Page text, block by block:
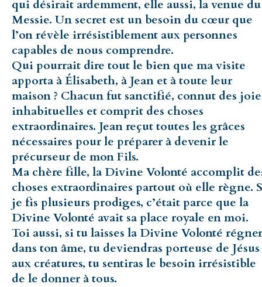
qui désirait ardemment, elle aussi, la venue du
Messie. Un secret est un besoin du cœur que
l’on révèle irrésistiblement aux personnes
capables de nous comprendre.
Qui pourrait dire tout le bien que ma visite
apporta à Élisabeth, à Jean et à toute leur
maison ? Chacun fut sanctifié, connut des
inhabituelles et comprit des choses
extraordinaires. Jean reçut toutes les grâces
nécessaires pour le préparer à devenir le
précurseur de mon Fils.
Ma chère fille, la Divine Volonté accomplit
choses extraordinaires partout où elle règne.
je fis plusieurs prodiges, c’était parce que la
Divine Volonté avait sa place royale en moi.
Toi aussi, si tu laisses la Divine Volonté régner
dans ton âme, tu deviendras porteuse de Jésus
aux créatures, tu sentiras le besoin irrésistible
de le donner à tous.